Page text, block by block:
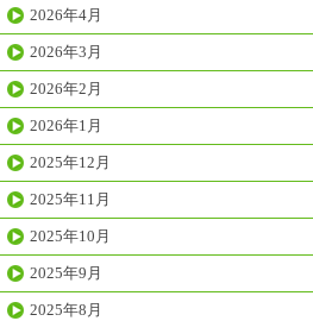
2026年4月
2026年3月
2026年2月
2026年1月
2025年12月
2025年11月
2025年10月
2025年9月
2025年8月